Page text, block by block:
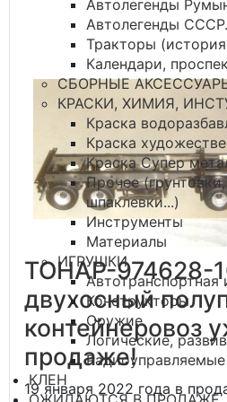
Автолегенды
Автолегенды
Тракторы
Календари,
СБОРНЫЕ
КРАСКИ, ХИМИЯ,
Краска
Краска
Краска Супер
Прочее
шпаклевки...)
Инструменты
Материалы
ИГРУШКИ
Автотранспортная
Конструкторы
Оружие
Логические,
КЛЕН
ТОНАР-974628-
двухосный
контейнеровоз
продаже!
19 января 2022 года в